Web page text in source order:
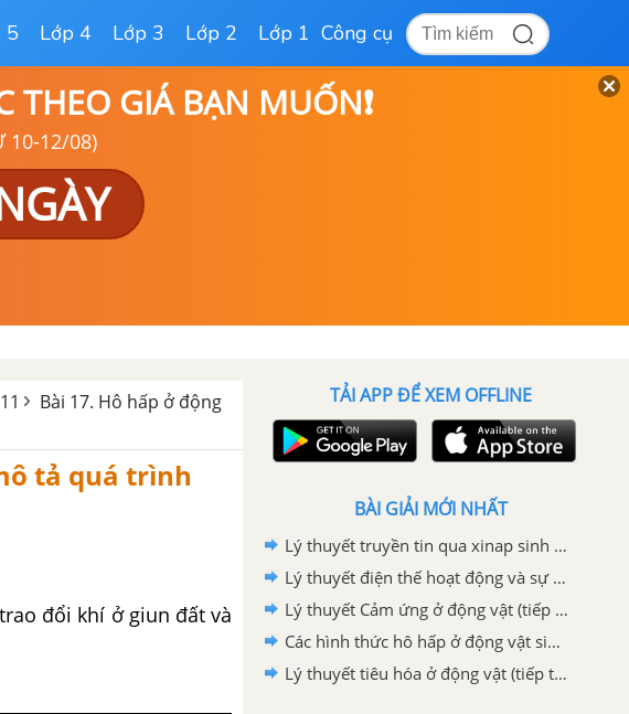
5 Lớp 4 Lớp 3 Lớp 2 Lớp 1 Công cụ
GIÁ BẠN MUỐN❗
10-12/08)
Bài 17. Hô hấp ở động
tả quá trình
đổi khí ở giun đất và
TẢI APP ĐỂ XEM OFFLINE
BÀI GIẢI MỚI NHẤT
Lý thuyết truyền tin qua xinap sinh học 11
Lý thuyết điện thế hoạt động và sự lan truyền xung thần kinh sinh học 11
Lý thuyết Cảm ứng ở động vật (tiếp theo) sinh học 11
Các hình thức hô hấp ở động vật sinh học 11
Lý thuyết tiêu hóa ở động vật (tiếp theo) sinh học 11